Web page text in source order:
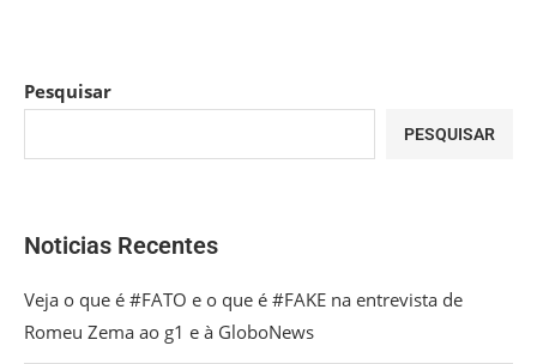
Pesquisar
PESQUISAR
Noticias Recentes
Veja o que é #FATO e o que é #FAKE na entrevista de
Romeu Zema ao g1 e à GloboNews